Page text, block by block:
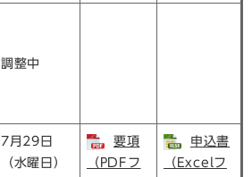
調整中
7月29日
（水曜日）
要項
（PDFフ
申込書
（Excelフ